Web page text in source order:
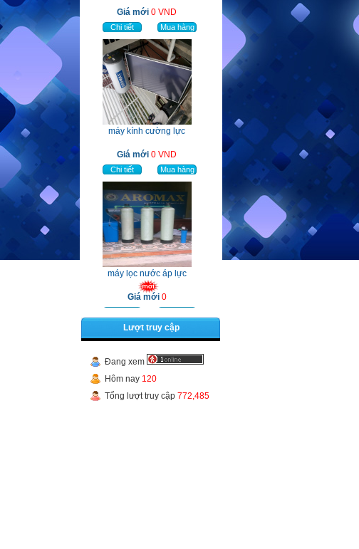
Chi tiết Mua hàng
máy kính cường lực
Giá mới0 VND
Chi tiết Mua hàng
máy lọc nước áp lực
Giá mới 0
Chi tiết Mua hàng
may loc nuoc
Lượt truy cập
Đang xem
Hôm nay 120
Tổng lượt truy cập 772,485